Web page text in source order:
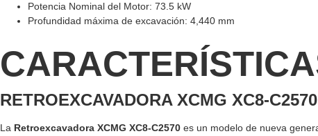
Potencia Nominal del Motor: 73.5 kW
Profundidad máxima de excavación: 4,440 mm
RETROEXCAVADORA XCMG XC8-
La Retroexcavadora XCMG XC8-C2570 es un modelo de nueva